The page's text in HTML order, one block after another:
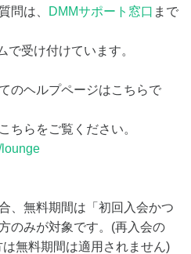
問は、
DMMサポート窓口 まで
で受け付けています。
のヘルプページはこちらで
ちらをご覧ください。
lounge
、無料期間は「初回入会かつ
のみが対象です。(再入会の
無料期間は適用されません)